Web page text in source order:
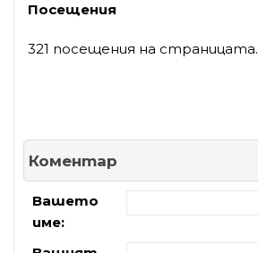
Посещения
321 посещения на страницата.
Коментар
Вашето
име: